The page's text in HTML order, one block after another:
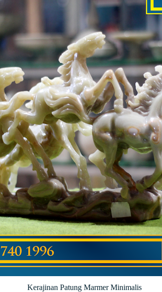
Kerajinan Patung Marmer Minimalis